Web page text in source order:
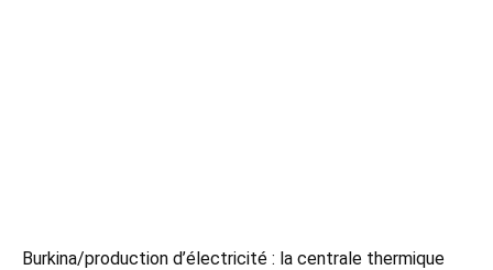
Burkina/production d’électricité : la centrale thermique